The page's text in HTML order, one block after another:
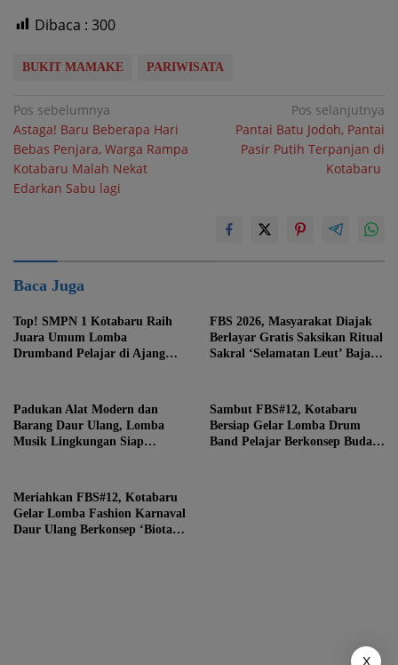
Dibaca : 300
BUKIT MAMAKE PARIWISATA
Navigasi
pos
Pos sebelumnya
Astaga! Baru Beberapa Hari
Bebas Penjara, Warga Rampa
Kotabaru Malah Nekat
Edarkan Sabu lagi
Pos selanjutnya
Pantai Batu Jodoh, Pantai
Pasir Putih Terpanjan di
Kotabaru
Baca Juga
Top! SMPN 1 Kotabaru Raih
Juara Umum Lomba
Drumband Pelajar di Ajang
FBS 2026, Masyarakat Diajak
Berlayar Gratis Saksikan Ritual
Sakral ‘Selamatan Leut’ Bajau
Padukan Alat Modern dan
Barang Daur Ulang, Lomba
Musik Lingkungan Siap
Sambut FBS#12, Kotabaru
Bersiap Gelar Lomba Drum
Band Pelajar Berkonsep Budaya
Meriahkan FBS#12, Kotabaru
Gelar Lomba Fashion Karnaval
Daur Ulang Berkonsep ‘Biota
X